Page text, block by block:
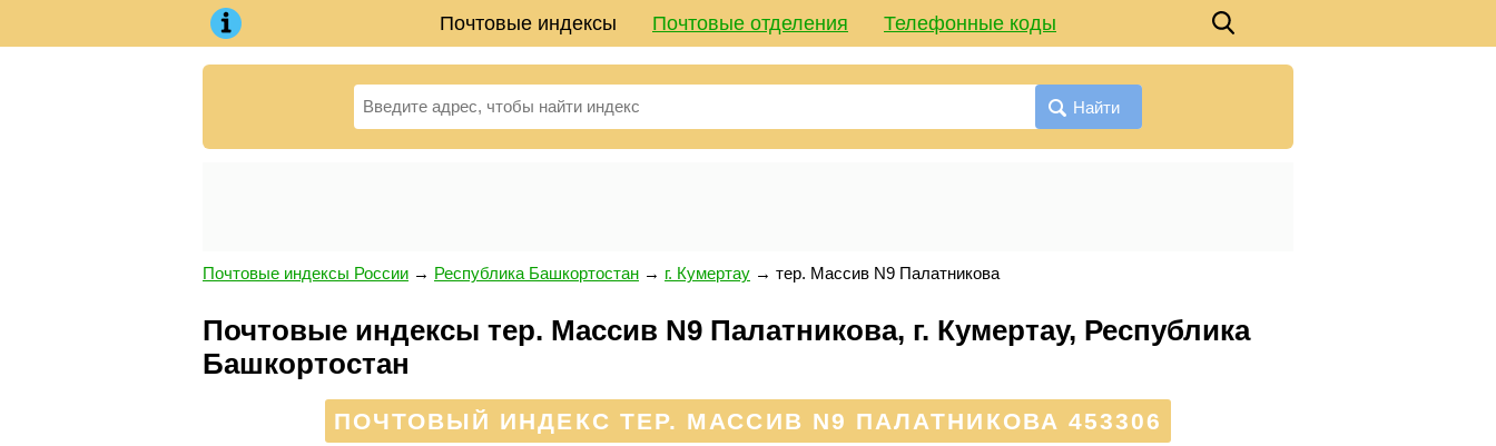
Почтовые индексы Почтовые отделения Телефонные коды
Найти
Почтовые индексы России → Республика Башкортостан → г. Кумертау → тер. Массив N9 Палатникова
Почтовые индексы тер. Массив N9 Палатникова, г. Кумертау, Республика
Башкортостан
ПОЧТОВЫЙ ИНДЕКС ТЕР. МАССИВ N9 ПАЛАТНИКОВА 453306